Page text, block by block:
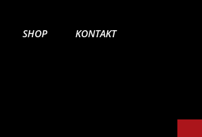
SHOP KONTAKT